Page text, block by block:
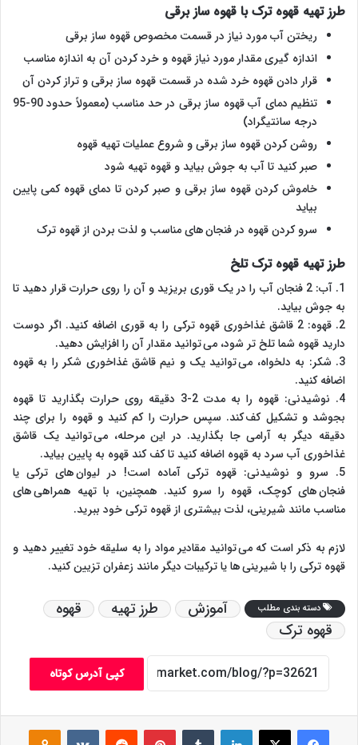
طرز تهیه قهوه ترک با قهوه ساز برقی
ریختن آب مورد نیاز در قسمت مخصوص قهوه ساز برقی
اندازه گیری مقدار مورد نیاز قهوه و خرد کردن آن به اندازه مناسب
قرار دادن قهوه خرد شده در قسمت قهوه ساز برقی و تراز کردن آن
تنظیم دمای آب قهوه ساز برقی در حد مناسب (معمولاً حدود 90-95
درجه سانتیگراد)
روشن کردن قهوه ساز برقی و شروع عملیات تهیه قهوه
صبر کنید تا آب به جوش بیاید و قهوه تهیه شود
خاموش کردن قهوه ساز برقی و صبر کردن تا دمای قهوه کمی پایین
بیاید
سرو کردن قهوه در فنجان های مناسب و لذت بردن از قهوه ترک
طرز تهیه قهوه ترک تلخ
1. آب: 2 فنجان آب را در یک قوری بریزید و آن را روی حرارت قرار دهید تا
به جوش بیاید.
2. قهوه: 2 قاشق غذاخوری قهوه ترکی را به قوری اضافه کنید. اگر دوست
دارید قهوه شما تلخ تر شود، می توانید مقدار آن را افزایش دهید.
3. شکر: به دلخواه، می توانید یک و نیم قاشق غذاخوری شکر را به قهوه
اضافه کنید.
4. نوشیدنی: قهوه را به مدت 2-3 دقیقه روی حرارت بگذارید تا قهوه
بجوشد و تشکیل کف کند. سپس حرارت را کم کنید و قهوه را برای چند
دقیقه دیگر به آرامی جا بگذارید. در این مرحله، می توانید یک قاشق
غذاخوری آب سرد به قهوه اضافه کنید تا کف کند قهوه به پایین بیاید.
5. سرو و نوشیدنی: قهوه ترکی آماده است! در لیوان های ترکی یا
فنجان های کوچک، قهوه را سرو کنید. همچنین، با تهیه همراهی های
مناسب مانند شیرینی، لذت بیشتری از قهوه ترکی خود ببرید.
لازم به ذکر است که می توانید مقادیر مواد را به سلیقه خود تغییر دهید و
قهوه ترکی را با شیرینی ها یا ترکیبات دیگر مانند زعفران تزیین کنید.
دسته بندی مطلب آموزش طرز تهیه
قهوه
قهوه ترک
کپی آدرس کوتاه
فیس بوک X لینکدین ‫تامبلر ‫پین‌ترست‫رددیت ‫VKontakte